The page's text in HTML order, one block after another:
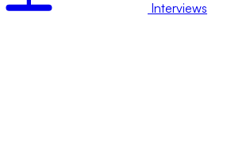
Interviews